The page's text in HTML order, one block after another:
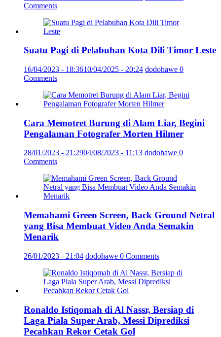
Comments
Suatu Pagi di Pelabuhan Kota Dili Timor Leste
16/04/2023 - 18:3610/04/2025 - 20:24 dodohawe 0
Comments
Cara Memotret Burung di Alam Liar, Begini
Pengalaman Fotografer Morten Hilmer
28/01/2023 - 21:2904/08/2023 - 11:13 dodohawe 0
Comments
Memahami Green Screen, Back Ground Netral
yang Bisa Membuat Video Anda Semakin
Menarik
26/01/2023 - 21:04 dodohawe 0 Comments
Ronaldo Istiqomah di Al Nassr, Bersiap di
Laga Piala Super Arab, Messi Diprediksi
Pecahkan Rekor Cetak Gol